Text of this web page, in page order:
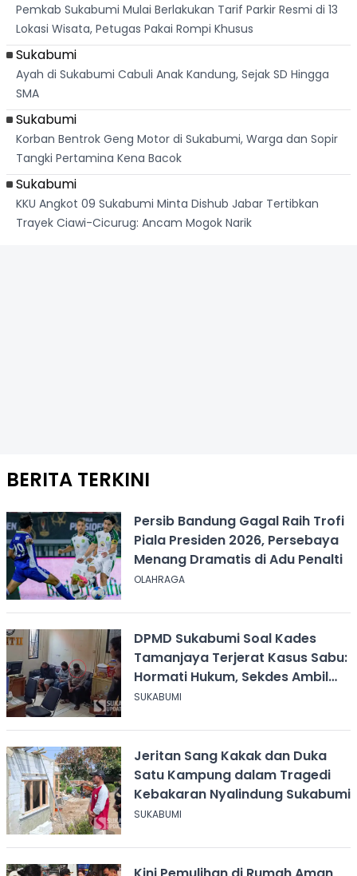
Pemkab Sukabumi Mulai Berlakukan Tarif Parkir Resmi di 13
Lokasi Wisata, Petugas Pakai Rompi Khusus
Sukabumi
Ayah di Sukabumi Cabuli Anak Kandung, Sejak SD Hingga
SMA
Sukabumi
Korban Bentrok Geng Motor di Sukabumi, Warga dan Sopir
Tangki Pertamina Kena Bacok
Sukabumi
KKU Angkot 09 Sukabumi Minta Dishub Jabar Tertibkan
Trayek Ciawi-Cicurug: Ancam Mogok Narik
BERITA TERKINI
Persib Bandung Gagal Raih Trofi
Piala Presiden 2026, Persebaya
Menang Dramatis di Adu Penalti
OLAHRAGA
DPMD Sukabumi Soal Kades
Tamanjaya Terjerat Kasus Sabu:
Hormati Hukum, Sekdes Ambil
Alih Pelayanan
SUKABUMI
Jeritan Sang Kakak dan Duka
Satu Kampung dalam Tragedi
Kebakaran Nyalindung Sukabumi
SUKABUMI